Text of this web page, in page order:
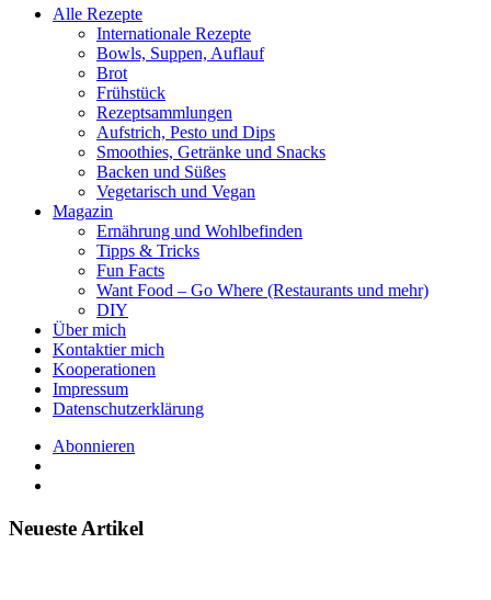
Alle Rezepte
Internationale Rezepte
Bowls, Suppen, Auflauf
Brot
Frühstück
Rezeptsammlungen
Aufstrich, Pesto und Dips
Smoothies, Getränke und Snacks
Backen und Süßes
Vegetarisch und Vegan
Magazin
Ernährung und Wohlbefinden
Tipps & Tricks
Fun Facts
Want Food – Go Where (Restaurants und mehr)
DIY
Über mich
Kontaktier mich
Kooperationen
Impressum
Datenschutzerklärung
Abonnieren
Neueste Artikel